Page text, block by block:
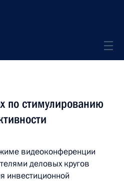
по стимулированию
видеоконференции
деловых кругов
инвестиционной